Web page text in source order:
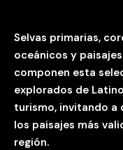
Selvas primarias,
oceánicos y
componen esta
explorados de
turismo, invitando
los paisajes más
región.